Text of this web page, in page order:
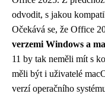
odvodit, s jakou
Očekává se, že Office
verzemi Windows a
11 by tak neměli mít s
měli být i uživatelé
verzí operačního